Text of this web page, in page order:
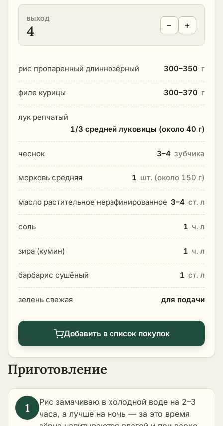
ВЫХОД
4 − +
рис пропаренный длиннозёрный 300–350 г
филе курицы 300–370 г
лук репчатый
1/3 средней луковицы (около 40 г)
чеснок 3–4 зубчика
морковь средняя 1 шт. (около 150 г)
масло растительное нерафинированное 3–4 ст. л
соль 1 ч. л
зира (кумин) 1 ч. л
барбарис сушёный 1 ст. л
зелень свежая для подачи
Добавить в список покупок
Приготовление
Рис замачиваю в холодной воде на 2–3
часа, а лучше на ночь — за это время